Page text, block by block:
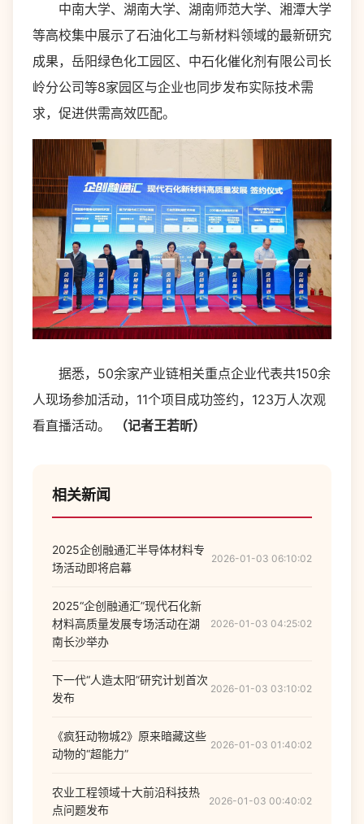
中南大学、湖南大学、湖南师范大学、湘潭大学
等高校集中展示了石油化工与新材料领域的最新研究
成果，岳阳绿色化工园区、中石化催化剂有限公司长
岭分公司等8家园区与企业也同步发布实际技术需
求，促进供需高效匹配。
据悉，50余家产业链相关重点企业代表共150余
人现场参加活动，11个项目成功签约，123万人次观
看直播活动。
（记者王若昕）
相关新闻
2025企创融通汇半导体材料专
场活动即将启幕
2026-01-03 06:10:02
2025“企创融通汇”现代石化新
材料高质量发展专场活动在湖
南长沙举办
2026-01-03 04:25:02
下一代“人造太阳”研究计划首次
发布
2026-01-03 03:10:02
《疯狂动物城2》原来暗藏这些
动物的“超能力”
2026-01-03 01:40:02
农业工程领域十大前沿科技热
点问题发布
2026-01-03 00:40:02